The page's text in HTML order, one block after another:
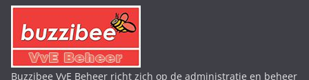
Buzzibee VvE Beheer richt zich op de administratie en beheer